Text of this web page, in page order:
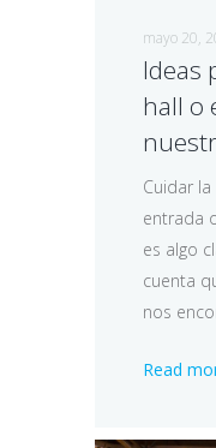
mayo 20,
Ideas
hall o
Cuidar
entrada
es algo
cuenta
nos
Read